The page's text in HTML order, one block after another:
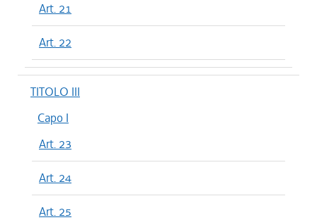
Art. 21
Art. 22
TITOLO III
Capo I
Art. 23
Art. 24
Art. 25